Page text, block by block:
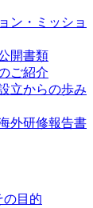
ン・ミッショ
開書類
ご紹介
立からの歩み
外研修報告書
の目的